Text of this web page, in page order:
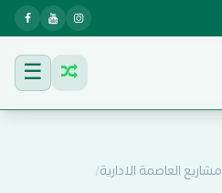
☰
مشاريع العاصمة الادارية/